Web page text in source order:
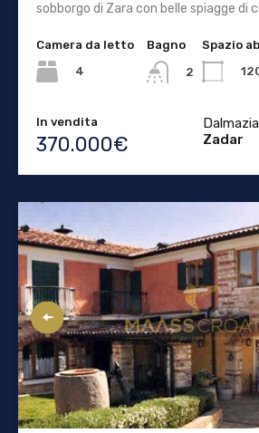
sobborgo di Zara con belle spiagge
Camera da letto
4
Bagno
2
Spazio
In vendita
370.000€
Zadar